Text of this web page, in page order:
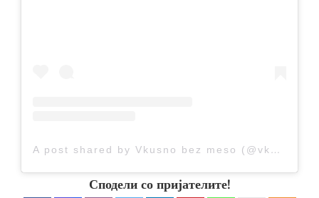
A post shared by Vkusno bez meso (@vkusnobezmeso)
Сподели со пријателите!